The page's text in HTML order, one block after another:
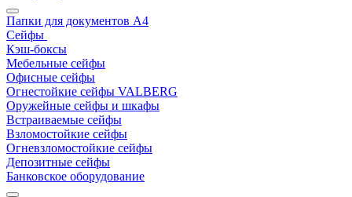
Папки для документов A4
Сейфы
Кэш-боксы
Мебельные сейфы
Офисные сейфы
Огнестойкие сейфы VALBERG
Оружейные сейфы и шкафы
Встраиваемые сейфы
Взломостойкие сейфы
Огневзломостойкие сейфы
Депозитные сейфы
Банковское оборудование